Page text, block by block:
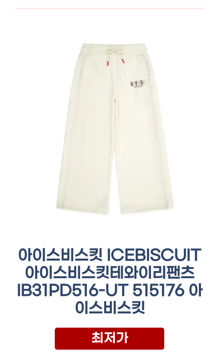
아이스비스킷 ICEBISCUIT
아이스비스킷테와이리팬츠
IB31PD516-UT 515176 아
이스비스킷
최저가